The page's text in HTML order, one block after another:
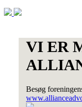
VI ER
Besøg